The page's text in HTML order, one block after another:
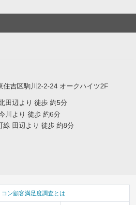
住吉区駒川2-2-24 オークハイツ2F
田辺より 徒歩 約5分
川より 徒歩 約6分
線 田辺より 徒歩 約8分
コン顧客満足度調査とは